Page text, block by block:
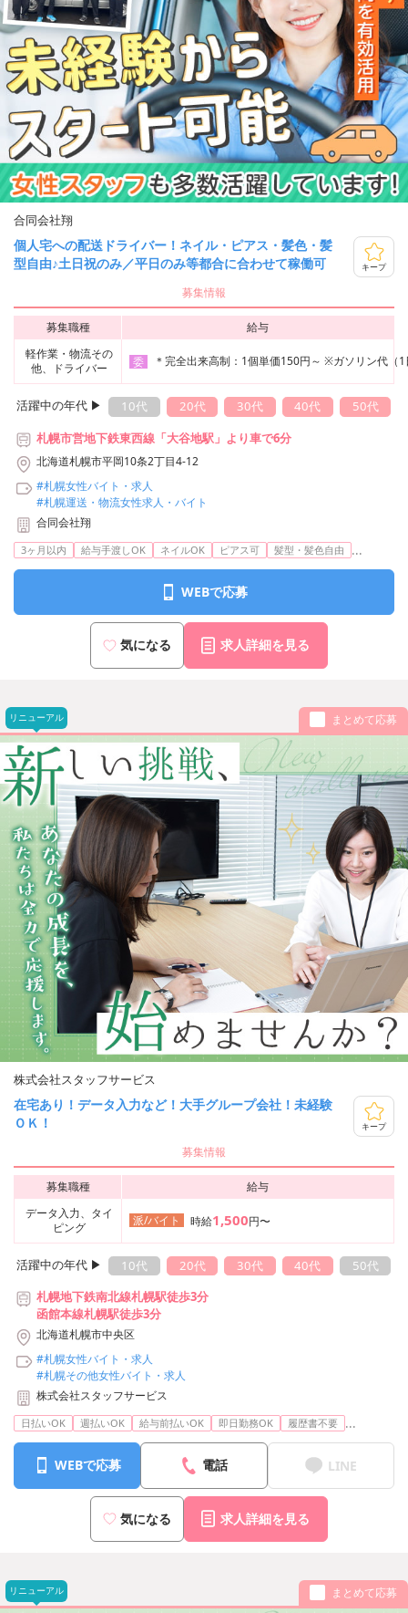
合同会社翔
個人宅への配送ドライバー！ネイル・ピアス・髪色・髪
型自由♪土日祝のみ／平日のみ等都合に合わせて稼働可
キープ
募集情報
募集職種
給与
軽作業・物流その
他、ドライバー
委 ＊完全出来高制：1個単価150円～ ※ガソリン代
活躍中の年代 ▶︎ 10代 20代 30代 40代
50代
札幌市営地下鉄東西線「大谷地駅」より車で6分
北海道札幌市平岡10条2丁目4-12
#札幌女性バイト・求人
#札幌運送・物流女性求人・バイト
合同会社翔
3ヶ月以内 給与手渡しOK ネイルOK ピアス可 髪型・髪色自由 ...
WEBで応募
気になる 求人詳細を見る
リニューアル まとめて応募
株式会社スタッフサービス
在宅あり！データ入力など！大手グループ会社！未経験
ＯＫ！
キープ
募集情報
募集職種
給与
データ入力、タイ
ピング
派/バイト 時給1,500円〜
活躍中の年代 ▶︎ 10代 20代 30代 40代
50代
札幌地下鉄南北線札幌駅徒歩3分
函館本線札幌駅徒歩3分
北海道札幌市中央区
#札幌女性バイト・求人
#札幌その他女性バイト・求人
株式会社スタッフサービス
日払いOK 週払いOK 給与前払いOK 即日勤務OK 履歴書不要 ...
WEBで応募 電話 LINE
気になる 求人詳細を見る
リニューアル まとめて応募